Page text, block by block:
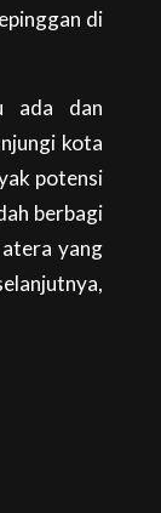
di
ada dan
kota
potensi
berbagi
yang